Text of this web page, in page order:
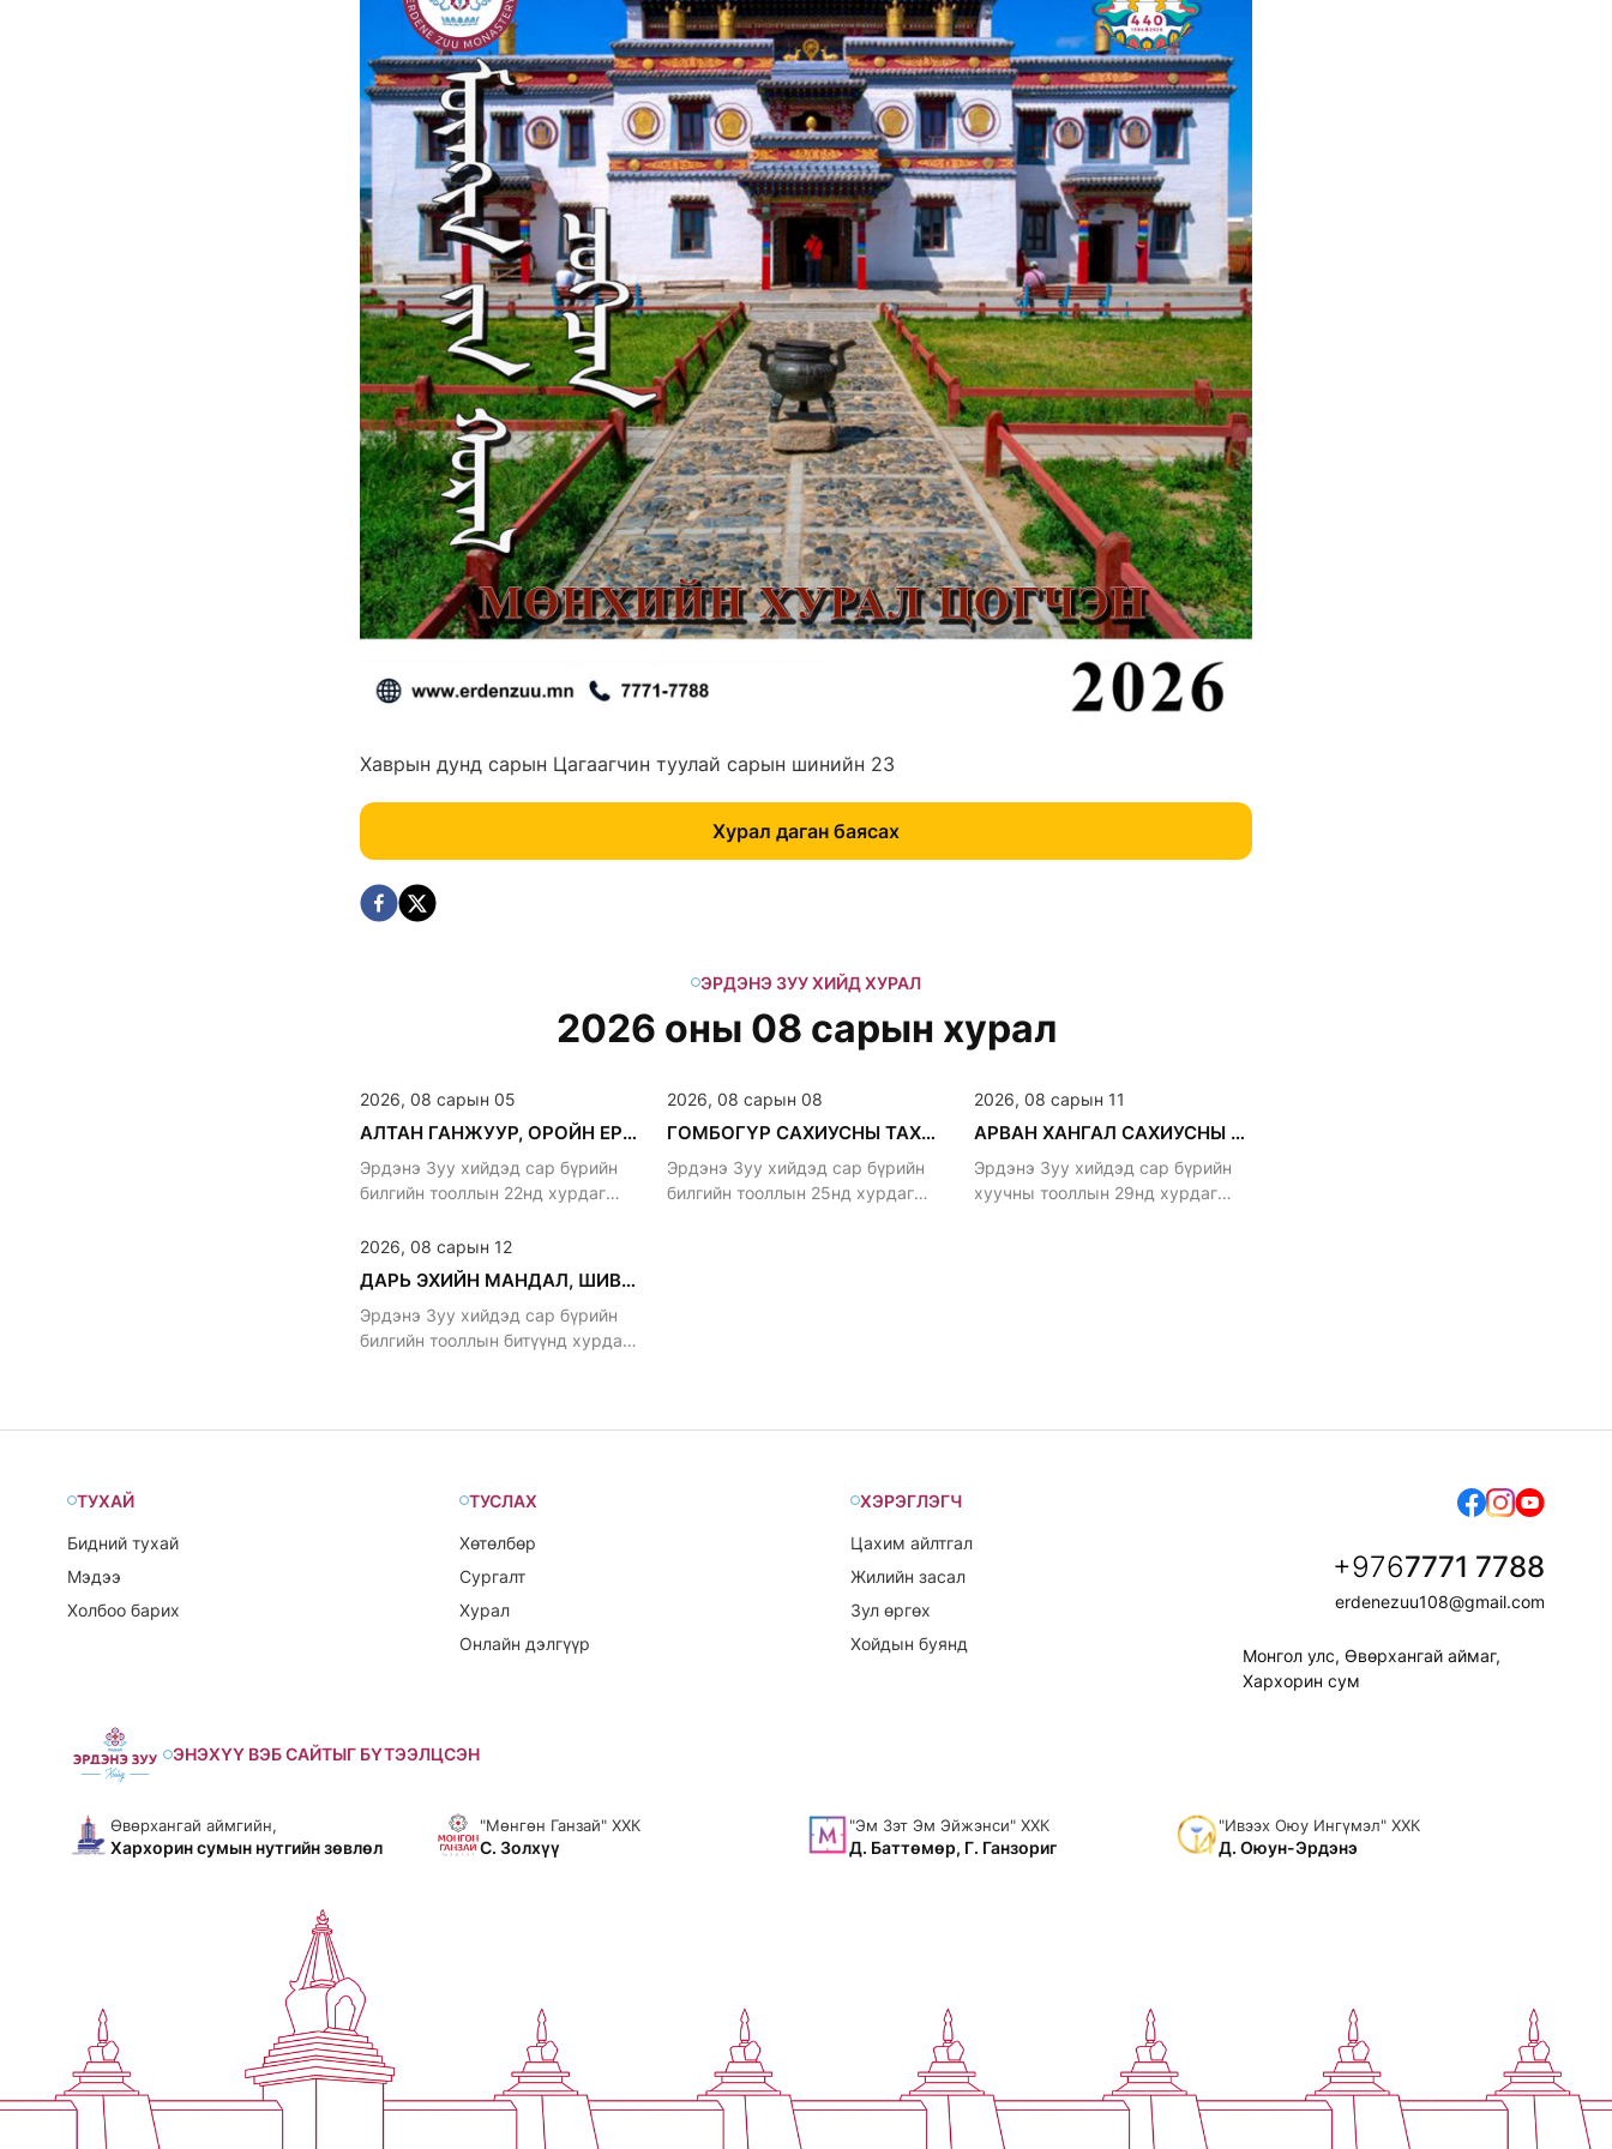
Хаврын дунд сарын Цагаагчин туулай сарын шинийн 23
Хурал даган баясах
ЭРДЭНЭ ЗУУ ХИЙД ХУРАЛ
2026 оны 08 сарын хурал
2026, 08 сарын 05
АЛТАН ГАНЖУУР, ОРОЙН ЕРӨӨЛ ХУРНА.
Эрдэнэ Зуу хийдэд сар бүрийн
билгийн тооллын 22нд хурдаг
2026, 08 сарын 08
ГОМБОГҮР САХИУСНЫ ТАХИЛГА
Эрдэнэ Зуу хийдэд сар бүрийн
билгийн тооллын 25нд хурдаг
2026, 08 сарын 11
АРВАН ХАНГАЛ САХИУСНЫ ХУРАЛ
Эрдэнэ Зуу хийдэд сар бүрийн
хуучны тооллын 29нд хурдаг
2026, 08 сарын 12
ДАРЬ ЭХИЙН МАНДАЛ, ШИВА ХУРНА
Эрдэнэ Зуу хийдэд сар бүрийн
билгийн тооллын битүүнд хурдаг
ТУХАЙ
Бидний тухай
Мэдээ
Холбоо барих
ТУСЛАХ
Хөтөлбөр
Сургалт
Хурал
Онлайн дэлгүүр
ХЭРЭГЛЭГЧ
Цахим айлтгал
Жилийн засал
Зул өргөх
Хойдын буянд
+9767771 7788
erdenezuu108@gmail.com
Монгол улс, Өвөрхангай аймаг,
Хархорин сум
ЭНЭХҮҮ ВЭБ САЙТЫГ БҮТЭЭЛЦСЭН
Өвөрхангай аймгийн,
Хархорин сумын нутгийн зөвлөл
"Мөнгөн Ганзай" ХХК
С. Золхүү
"Эм Зэт Эм Эйжэнси" ХХК
Д. Баттөмөр, Г. Ганзориг
"Ивээх Оюу Ингүмэл" ХХК
Д. Оюун-Эрдэнэ